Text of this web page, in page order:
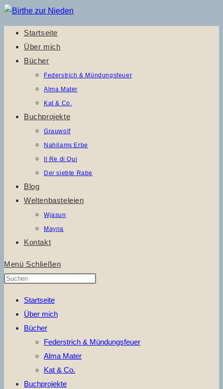
Zum
Inhalt
springen
Startseite
Über mich
Bücher
Federstrich & Mündungsfeuer
Alma Mater
Kat & Co.
Buchprojekte
Grauwolf
Nahilams Erbe
Il Re di Qui
Der siebte Rabe
Blog
Weltenbasteleien
Wjasun
Mayna
Kontakt
Menü Schließen
search
Startseite
Über mich
Bücher
Federstrich & Mündungsfeuer
Alma Mater
Kat & Co.
Buchprojekte